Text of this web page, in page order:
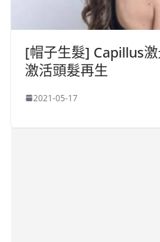
[帽子生髮] Capillus
激活頭髮再生
2021-05-17